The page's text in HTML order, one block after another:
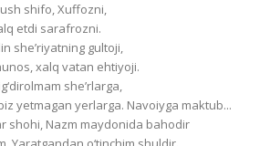
shifo, Xuffozni,
etdi sarafrozni.
she’riyatning gultoji,
xalq vatan ehtiyoji.
she’rlarga,
yetmagan yerlarga. Navoiyga maktub...
shohi, Nazm maydonida bahodir